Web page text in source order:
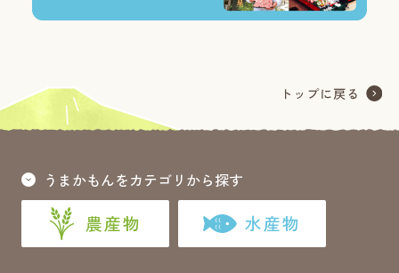
うまかもんをカテゴリから探す
農産物 水産物